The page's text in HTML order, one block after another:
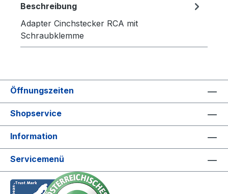
Beschreibung
Adapter Cinchstecker RCA mit
Schraubklemme
Öffnungszeiten
Shopservice
Information
Servicemenü